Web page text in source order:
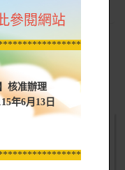
文件應用
參閱網站
核准辦理
年6月13日